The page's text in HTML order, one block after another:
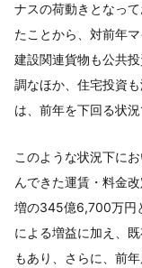
ナスの荷動きとなっ
たことから、対前年
建設関連貨物も公共
調なほか、住宅投資
は、前年を下回る状況
このような状況下に
んできた運賃・料金
増の345億6,700万円
による増益に加え、
もあり、さらに、前